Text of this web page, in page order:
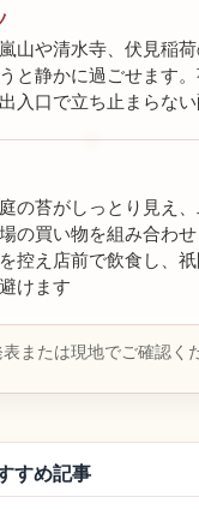
山や清水寺、伏見稲
と静かに過ごせます
入口で立ち止まらな
の苔がしっとり見え
の買い物を組み合わ
控え店前で飲食し、
けます
または現地でご確認く
すめ記事